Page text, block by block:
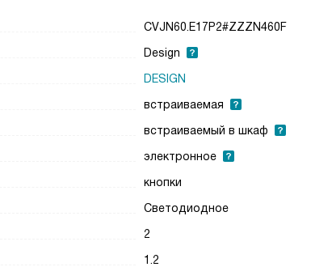
CVJN60.E17P2#ZZZN460F
Design
DESIGN
встраиваемая
встраиваемый в шкаф
электронное
кнопки
Светодиодное
2
1.2